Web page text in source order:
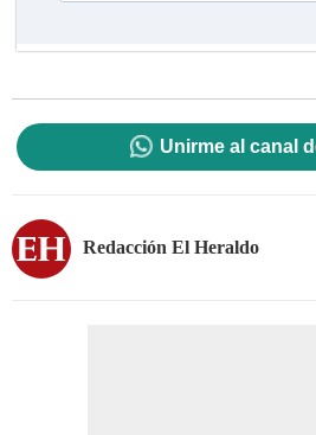
Unirme al canal
Redacción El Heraldo